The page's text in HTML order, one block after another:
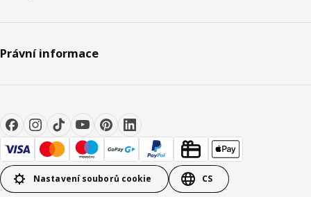
Právní informace
Nastavení souborů cookie CS